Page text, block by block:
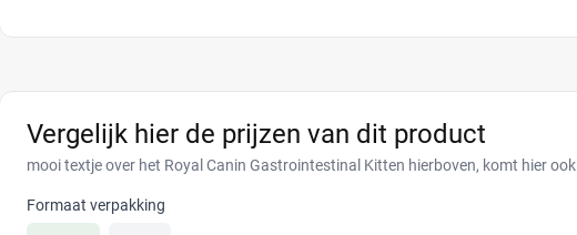
Vergelijk hier de prijzen van dit product
mooi textje over het Royal Canin Gastrointestinal Kitten hierboven, komt hier ook
Formaat verpakking